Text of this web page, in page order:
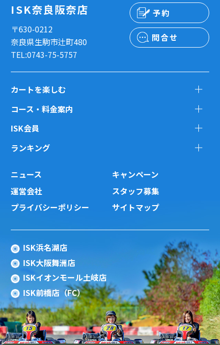
ISK奈良阪奈店
〒630-0212
奈良県生駒市辻町480
TEL:0743-75-5757
予約
問合せ
カートを楽しむ
コース・料金案内
ISK会員
ランキング
ニュース
キャンペーン
運営会社
スタッフ募集
プライバシーポリシー
サイトマップ
ISK浜名湖店
ISK大阪舞洲店
ISKイオンモール土岐店
ISK前橋店（FC）